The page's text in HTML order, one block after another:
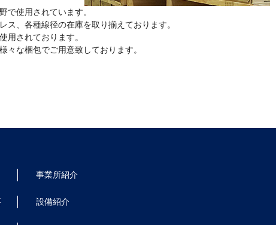
で使用されています。
ス、各種線径の在庫を取り揃えております。
用されております。
々な梱包でご用意致しております。
事業所紹介
設備紹介